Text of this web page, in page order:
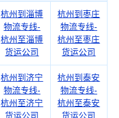
杭州到淄博
物流专线-
杭州至淄博
货运公司
杭州到枣庄
物流专线-
杭州至枣庄
货运公司
杭州到济宁
物流专线-
杭州至济宁
货运公司
杭州到泰安
物流专线-
杭州至泰安
货运公司